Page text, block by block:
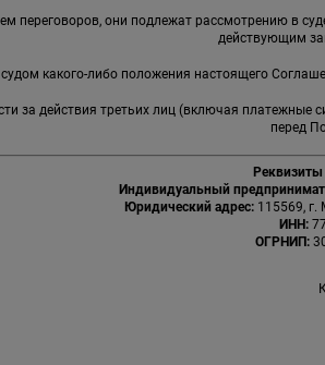
переговоров, они подлежат рассмотрению в
действующим
какого-либо положения настоящего
за действия третьих лиц (включая
перед
Индивидуальный
Юридический адрес: 115569, г.
ИНН:
ОГРНИП: